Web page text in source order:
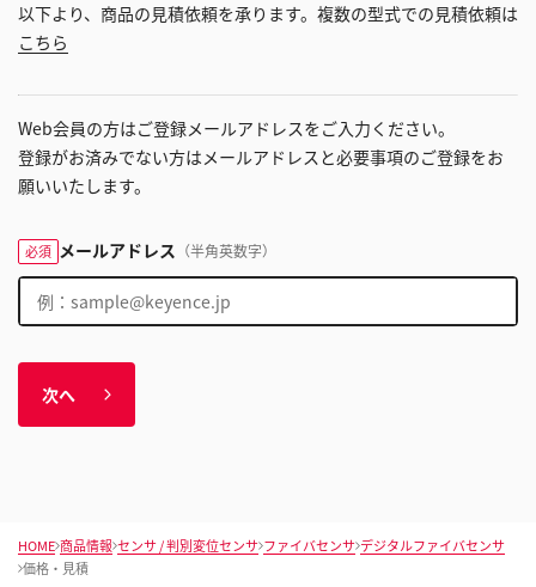
以下より、商品の見積依頼を承ります。複数の型式での見積依頼は
こちら
Web会員の方はご登録メールアドレスをご入力ください。
登録がお済みでない方はメールアドレスと必要事項のご登録をお
願いいたします。
必須 メールアドレス （半角英数字）
次へ
HOME 商品情報 センサ / 判別変位センサ ファイバセンサ デジタルファイバセンサ
価格・見積